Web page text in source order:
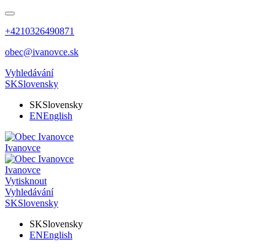
+4210326490871
obec@ivanovce.sk
Vyhledávání
SKSlovensky
SKSlovensky
ENEnglish
Ivanovce
Ivanovce
Vytisknout
Vyhledávání
SKSlovensky
SKSlovensky
ENEnglish